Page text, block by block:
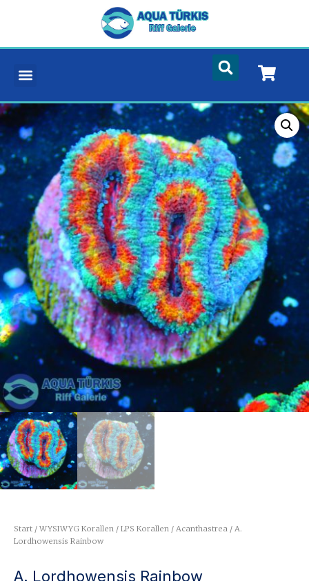
Start / WYSIWYG Korallen / LPS Korallen / Acanthastrea / A.
Lordhowensis Rainbow
A. Lordhowensis Rainbow